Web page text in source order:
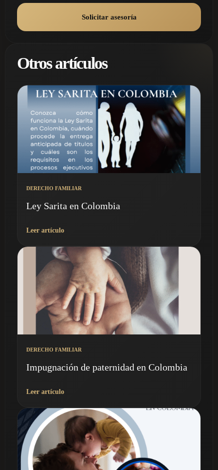
Solicitar asesoría
Otros artículos
DERECHO FAMILIAR
Ley Sarita en Colombia
Leer artículo
DERECHO FAMILIAR
Impugnación de paternidad en Colombia
Leer artículo